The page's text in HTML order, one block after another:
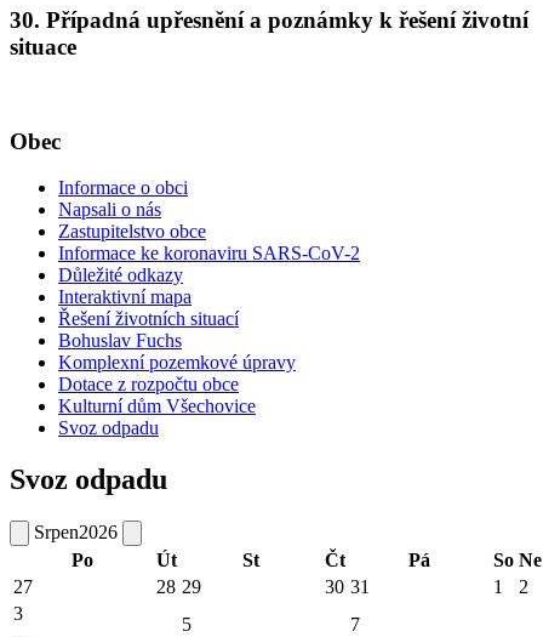
30. Případná upřesnění a poznámky k řešení životní
situace
Obec
Informace o obci
Napsali o nás
Zastupitelstvo obce
Informace ke koronaviru SARS-CoV-2
Důležité odkazy
Interaktivní mapa
Řešení životních situací
Bohuslav Fuchs
Komplexní pozemkové úpravy
Dotace z rozpočtu obce
Kulturní dům Všechovice
Svoz odpadu
Svoz odpadu
Srpen2026
Po
Út St Čt Pá So Ne
27
28 29 30 31 1
2
3
5
7